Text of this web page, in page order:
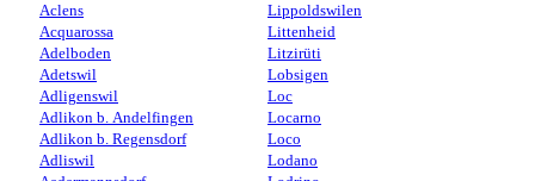
Aclens
Acquarossa
Adelboden
Adetswil
Adligenswil
Adlikon b. Andelfingen
Adlikon b. Regensdorf
Adliswil
Lippoldswilen
Littenheid
Litzirüti
Lobsigen
Loc
Locarno
Loco
Lodano